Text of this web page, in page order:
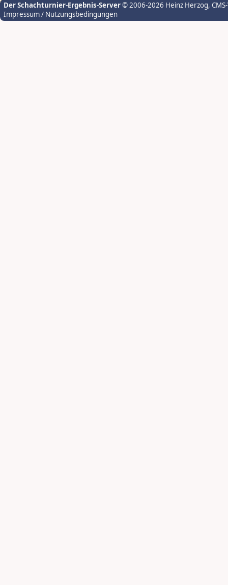
Der Schachturnier-Ergebnis-Server© 2006-2026 Heinz Herzog,
Impressum / Nutzungsbedingungen